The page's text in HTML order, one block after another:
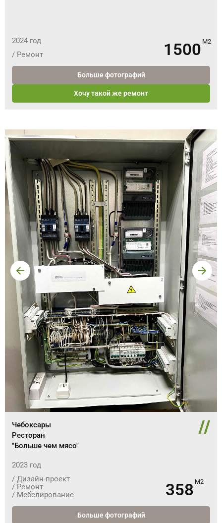
2024 год
/ Ремонт
1500
Больше фотографий
Хочу такой же ремонт
//
Чебоксары
Ресторан
"Больше чем мясо"
2023 год
/ Дизайн-проект
/ Ремонт
/ Мебелирование
358
Больше фотографий